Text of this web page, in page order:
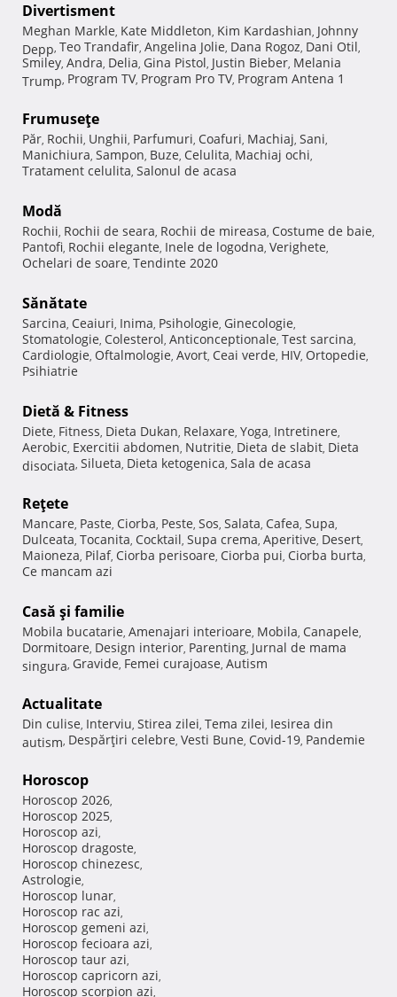
Divertisment
Meghan Markle, Kate Middleton, Kim Kardashian, Johnny
Depp, Teo Trandafir, Angelina Jolie, Dana Rogoz, Dani Otil,
Smiley, Andra, Delia, Gina Pistol, Justin Bieber, Melania
Trump, Program TV, Program Pro TV, Program Antena 1
Frumuseţe
Păr, Rochii, Unghii, Parfumuri, Coafuri, Machiaj, Sani,
Manichiura, Sampon, Buze, Celulita, Machiaj ochi,
Tratament celulita, Salonul de acasa
Modă
Rochii, Rochii de seara, Rochii de mireasa, Costume de baie,
Pantofi, Rochii elegante, Inele de logodna, Verighete,
Ochelari de soare, Tendinte 2020
Sănătate
Sarcina, Ceaiuri, Inima, Psihologie, Ginecologie,
Stomatologie, Colesterol, Anticonceptionale, Test sarcina,
Cardiologie, Oftalmologie, Avort, Ceai verde, HIV, Ortopedie,
Psihiatrie
Dietă & Fitness
Diete, Fitness, Dieta Dukan, Relaxare, Yoga, Intretinere,
Aerobic, Exercitii abdomen, Nutritie, Dieta de slabit, Dieta
disociata, Silueta, Dieta ketogenica, Sala de acasa
Reţete
Mancare, Paste, Ciorba, Peste, Sos, Salata, Cafea, Supa,
Dulceata, Tocanita, Cocktail, Supa crema, Aperitive, Desert,
Maioneza, Pilaf, Ciorba perisoare, Ciorba pui, Ciorba burta,
Ce mancam azi
Casă şi familie
Mobila bucatarie, Amenajari interioare, Mobila, Canapele,
Dormitoare, Design interior, Parenting, Jurnal de mama
singura, Gravide, Femei curajoase, Autism
Actualitate
Din culise, Interviu, Stirea zilei, Tema zilei, Iesirea din
autism, Despărţiri celebre, Vesti Bune, Covid-19, Pandemie
Horoscop
Horoscop 2026,
Horoscop 2025,
Horoscop azi,
Horoscop dragoste,
Horoscop chinezesc,
Astrologie,
Horoscop lunar,
Horoscop rac azi,
Horoscop gemeni azi,
Horoscop fecioara azi,
Horoscop taur azi,
Horoscop capricorn azi,
Horoscop scorpion azi,